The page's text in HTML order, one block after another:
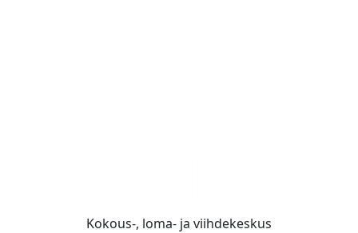
Kokous-, loma- ja viihdekeskus